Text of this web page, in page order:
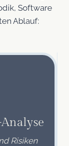
Software
Ablauf:
Risiken